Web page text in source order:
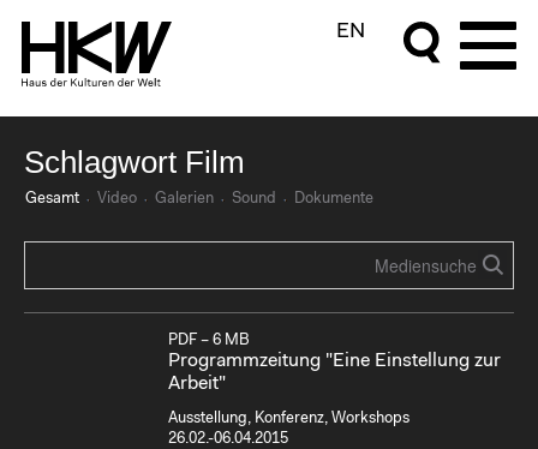
EN
Schlagwort Film
Gesamt Video Galerien Sound Dokumente
PDF – 6 MB
Programmzeitung "Eine Einstellung zur
Arbeit"
Ausstellung, Konferenz, Workshops
26.02.-06.04.2015